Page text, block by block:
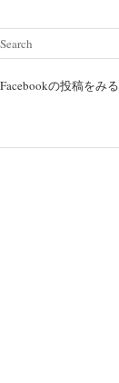
Facebookの投稿をみる